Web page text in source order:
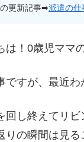
更新記事➡派遣の仕
は！0歳児ママ
ですが、最近わ
回し終えてリ
りの瞬間は見る